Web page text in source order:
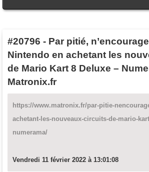
#20796 - Par pitié,
Nintendo en achetant les
de Mario Kart 8 Deluxe –
Matronix.fr
https://www.matronix.fr/par-pitie-
achetant-les-nouveaux-circuits-de-mario-
numerama/
Vendredi 11 février 2022 à 13:01:08